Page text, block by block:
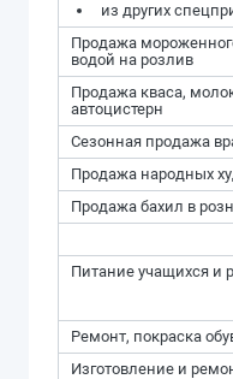
из других
Продажа
водой на розлив
Продажа кваса,
автоцистерн
Сезонная продажа
Продажа народных
Продажа бахил в
Питание учащихся и
Ремонт, покраска
Изготовление и